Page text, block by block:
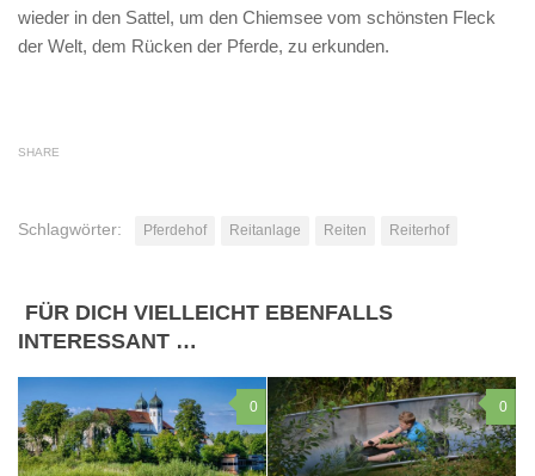
wieder in den Sattel, um den Chiemsee vom schönsten Fleck
der Welt, dem Rücken der Pferde, zu erkunden.
SHARE
Schlagwörter: Pferdehof Reitanlage Reiten Reiterhof
FÜR DICH VIELLEICHT EBENFALLS
INTERESSANT …
0 0